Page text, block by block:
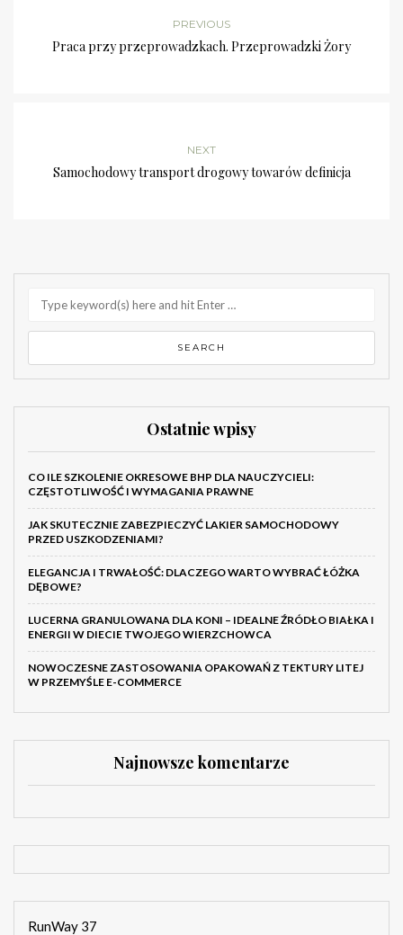
PREVIOUS
Praca przy przeprowadzkach. Przeprowadzki Żory
NEXT
Samochodowy transport drogowy towarów definicja
Ostatnie wpisy
CO ILE SZKOLENIE OKRESOWE BHP DLA NAUCZYCIELI:
CZĘSTOTLIWOŚĆ I WYMAGANIA PRAWNE
JAK SKUTECZNIE ZABEZPIECZYĆ LAKIER SAMOCHODOWY
PRZED USZKODZENIAMI?
ELEGANCJA I TRWAŁOŚĆ: DLACZEGO WARTO WYBRAĆ ŁÓŻKA
DĘBOWE?
LUCERNA GRANULOWANA DLA KONI – IDEALNE ŹRÓDŁO BIAŁKA I
ENERGII W DIECIE TWOJEGO WIERZCHOWCA
NOWOCZESNE ZASTOSOWANIA OPAKOWAŃ Z TEKTURY LITEJ
W PRZEMYŚLE E-COMMERCE
Najnowsze komentarze
RunWay 37